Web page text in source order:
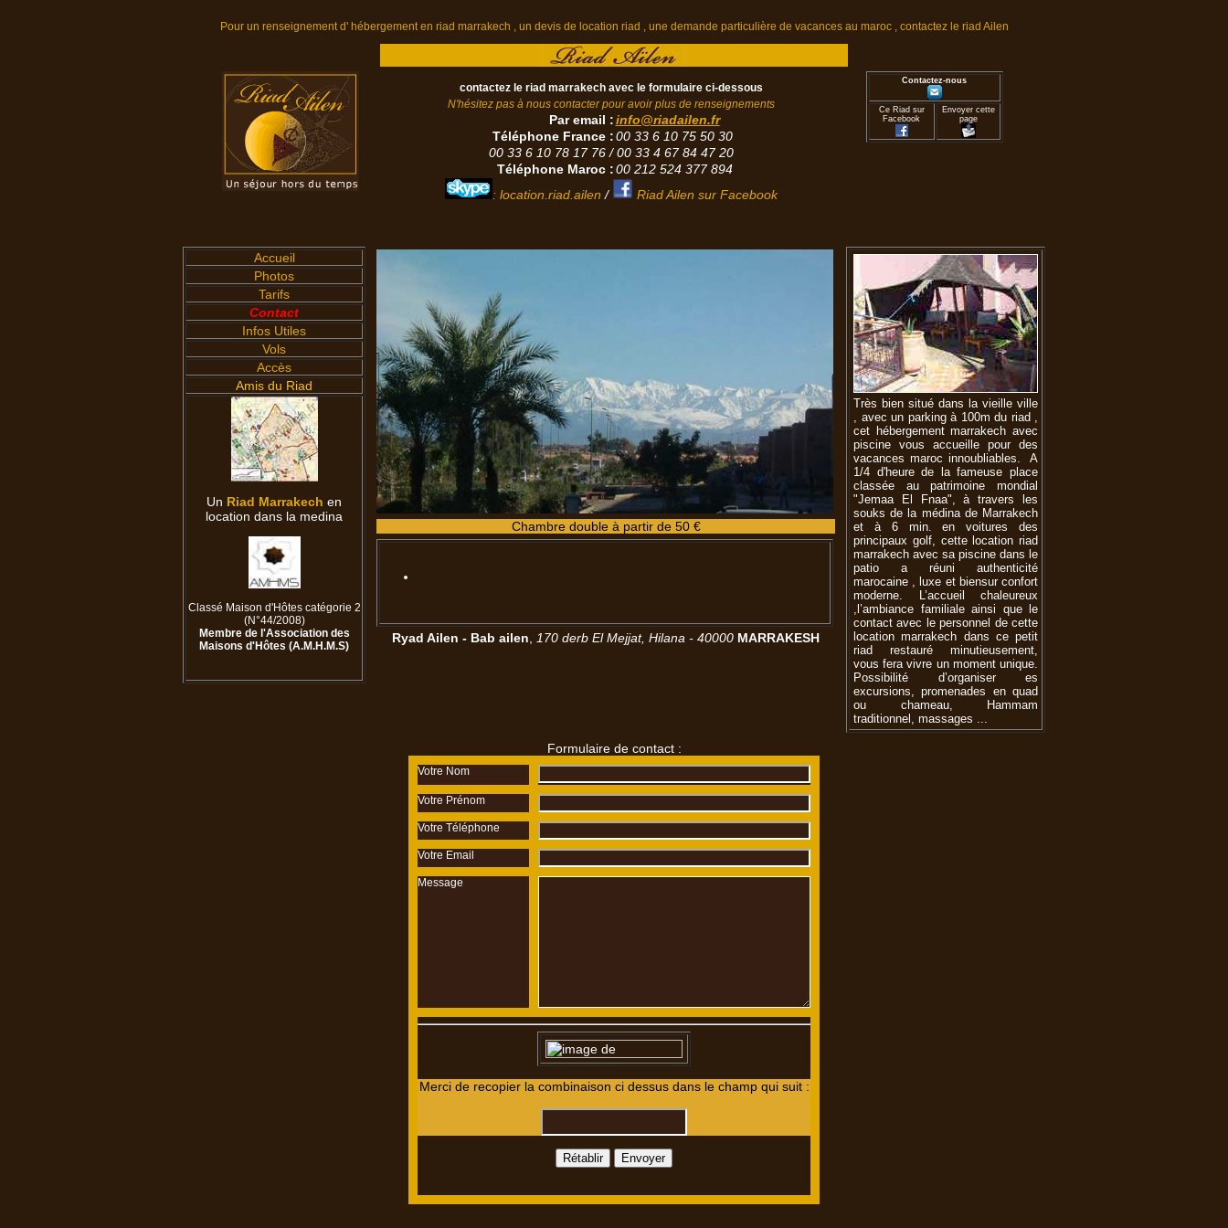
Pour un renseignement d' hébergement en riad marrakech , un devis de location riad , une demande particulière de vacances au maroc , contactez le riad Ailen
contactez le riad marrakech avec le formulaire ci-dessous
Contactez-nous
Ce Riad sur
Facebook
Envoyer cette
page
N'hésitez pas à nous contacter pour avoir plus de renseignements
Par email :info@riadailen.fr
Téléphone France :00 33 6 10 75 50 30
00 33 6 10 78 17 76 / 00 33 4 67 84 47 20
Téléphone Maroc :00 212 524 377 894
: location.riad.ailen / Riad Ailen sur Facebook
Accueil
Photos
Tarifs
Contact
Infos Utiles
Vols
Accès
Amis du Riad
Un Riad Marrakech en
location dans la medina
Classé Maison d'Hôtes catégorie 2
(N°44/2008)
Membre de l'Association des
Maisons d'Hôtes (A.M.H.M.S)
Chambre double à partir de 50 €
Ryad Ailen - Bab ailen 170 derb El Mejjat, Hilana - 40000 MARRAKESH
Très bien situé dans la vieille ville
, avec un parking à 100m du riad ,
cet hébergement marrakech avec
piscine vous accueille pour des
vacances maroc innoubliables. A
1/4 d'heure de la fameuse place
classée au patrimoine mondial
"Jemaa El Fnaa", à travers les
souks de la médina de Marrakech
et à 6 min. en voitures des
principaux golf, cette location riad
marrakech avec sa piscine dans le
patio a réuni authenticité
marocaine , luxe et biensur confort
moderne. L’accueil chaleureux
,l’ambiance familiale ainsi que le
contact avec le personnel de cette
location marrakech dans ce petit
riad restauré minutieusement,
vous fera vivre un moment unique.
Possibilité d’organiser es
excursions, promenades en quad
ou chameau, Hammam
traditionnel, massages ...
Formulaire de contact :
Votre Nom
Votre Prénom
Votre Téléphone
Votre Email
Message
Merci de recopier la combinaison ci dessus dans le champ qui suit :